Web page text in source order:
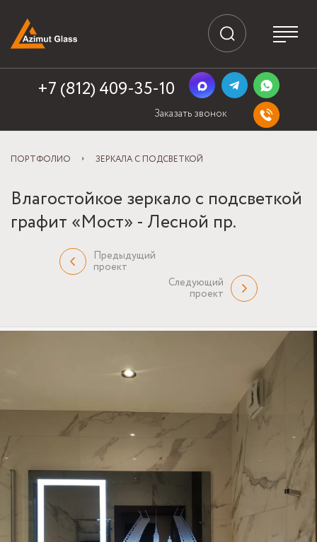
+7 (812) 409-35-10
Заказать звонок
ПОРТФОЛИО ЗЕРКАЛА С ПОДСВЕТКОЙ
Влагостойкое зеркало с подсветкой
графит «Мост» - Лесной пр.
Предыдущий
проект
Следующий
проект